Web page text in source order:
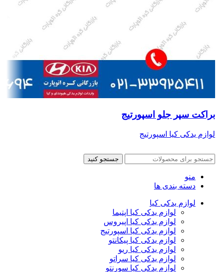
براکت سپر جلو اسپورتیج
لوازم یدکی کیا اسپورتیج
جستجو کنید
منو
دسته بندی ها
لوازم یدکی کیا
لوازم یدکی کیا اپتیما
لوازم یدکی کیا اپیروس
لوازم یدکی کیا اسپورتیج
لوازم یدکی کیا پیکانتو
لوازم یدکی کیا ریو
لوازم یدکی کیا سراتو
لوازم یدکی کیا سورنتو